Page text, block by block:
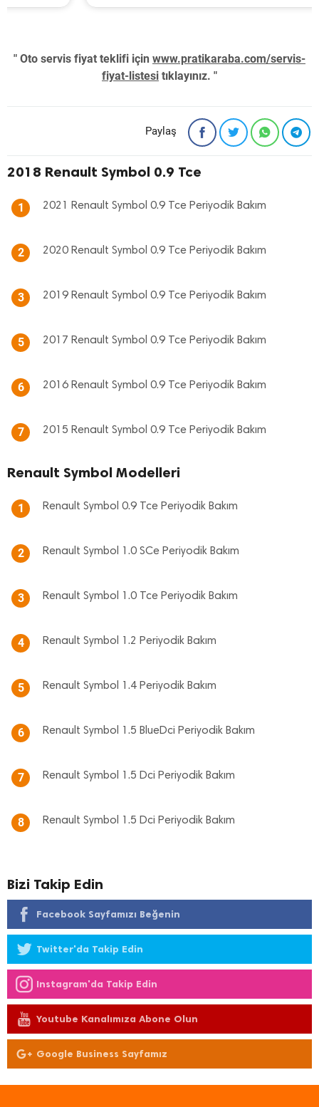
" Oto servis fiyat teklifi için www.pratikaraba.com/servis-
fiyat-listesi tıklayınız. "
Paylaş
2018 Renault Symbol 0.9 Tce
1 2021 Renault Symbol 0.9 Tce Periyodik Bakım
2 2020 Renault Symbol 0.9 Tce Periyodik Bakım
3 2019 Renault Symbol 0.9 Tce Periyodik Bakım
5 2017 Renault Symbol 0.9 Tce Periyodik Bakım
6 2016 Renault Symbol 0.9 Tce Periyodik Bakım
7 2015 Renault Symbol 0.9 Tce Periyodik Bakım
Renault Symbol Modelleri
1 Renault Symbol 0.9 Tce Periyodik Bakım
2 Renault Symbol 1.0 SCe Periyodik Bakım
3 Renault Symbol 1.0 Tce Periyodik Bakım
4 Renault Symbol 1.2 Periyodik Bakım
5 Renault Symbol 1.4 Periyodik Bakım
6 Renault Symbol 1.5 BlueDci Periyodik Bakım
7 Renault Symbol 1.5 Dci Periyodik Bakım
8 Renault Symbol 1.5 Dci Periyodik Bakım
Bizi Takip Edin
Facebook Sayfamızı Beğenin
Twitter'da Takip Edin
Instagram'da Takip Edin
Youtube Kanalımıza Abone Olun
Google Business Sayfamız